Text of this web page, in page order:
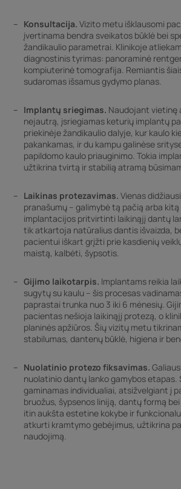
Konsultacija. Vizito metu išklausomi
įvertinama bendra sveikatos būklė bei
žandikaulio parametrai. Klinikoje
diagnostinis tyrimas: panoraminė
kompiuterinė tomografija. Remiantis
sudaromas išsamus gydymo planas.
Implantų sriegimas. Naudojant vietinę
nejautrą, įsriegiamas keturių implantų
priekinėje žandikaulio dalyje, kur kaulo
pakankamas, ir du kampu galinėse
papildomo kaulo priauginimo. Tokia
užtikrina tvirtą ir stabilią atramą
Laikinas protezavimas. Vienas
pranašumų – galimybė tą pačią arba
implantacijos pritvirtinti laikinąjį dantų
tik atkartoja natūralius dantis išvaizda,
pacientui iškart grįžti prie kasdienių
maistą, kalbėti, šypsotis.
Gijimo laikotarpis. Implantams reikia
sugytų su kaulu – šis procesas
paprastai trunka nuo 3 iki 6 mėnesių.
pacientas nešioja laikinąjį protezą, o
planinės apžiūros. Šių vizitų metu
stabilumas, dantenų būklė, higiena ir
Nuolatinio protezo fiksavimas.
nuolatinio dantų lanko gamybos etapas.
gaminamas individualiai, atsižvelgiant į
bruožus, šypsenos liniją, dantų formą
itin aukšta estetine kokybe ir
atkurti kramtymo gebėjimus, užtikrina
naudojimą.